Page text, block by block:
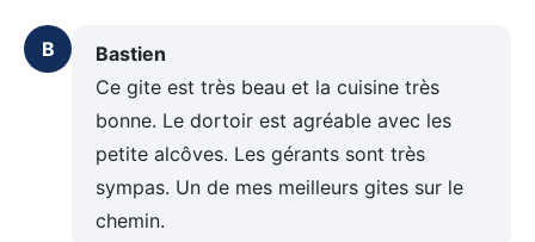
B
Bastien
Ce gite est très beau et la cuisine très
bonne. Le dortoir est agréable avec les
petite alcôves. Les gérants sont très
sympas. Un de mes meilleurs gites sur le
chemin.